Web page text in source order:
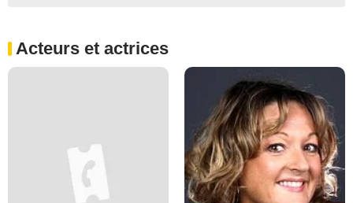
Acteurs et actrices